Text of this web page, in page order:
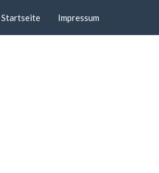
Startseite Impressum